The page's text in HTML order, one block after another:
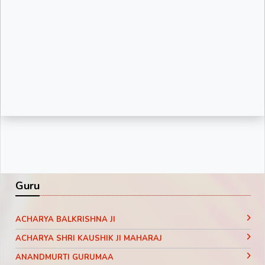
Guru
ACHARYA BALKRISHNA JI
ACHARYA SHRI KAUSHIK JI MAHARAJ
ANANDMURTI GURUMAA